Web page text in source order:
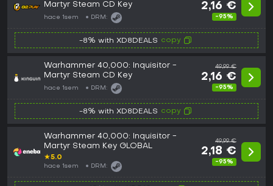
Martyr Steam CD Key
hace 1sem DRM:
2,16 €
-95%
-8% with XD8DEALS copy
Warhammer 40,000: Inquisitor -
Martyr Steam CD Key
hace 1sem DRM:
49,99 €
2,16 €
-95%
-8% with XD8DEALS copy
Warhammer 40,000: Inquisitor -
Martyr Steam Key GLOBAL
★5.0
hace 1sem DRM:
49,99 €
2,18 €
-95%